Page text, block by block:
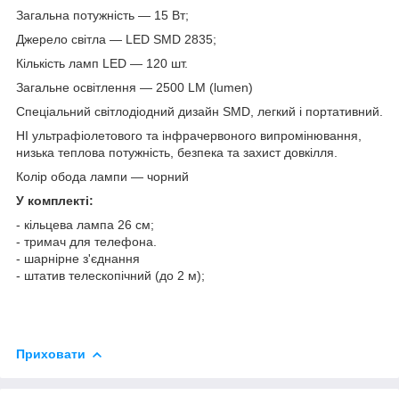
Загальна потужність — 15 Вт;
Джерело світла — LED SMD 2835;
Кількість ламп LED — 120 шт.
Загальне освітлення — 2500 LM (lumen)
Спеціальний світлодіодний дизайн SMD, легкий і портативний.
НІ ультрафіолетового та інфрачервоного випромінювання,
низька теплова потужність, безпека та захист довкілля.
Колір обода лампи — чорний
У комплекті:
- кільцева лампа 26 см;
- тримач для телефона.
- шарнірне з'єднання
- штатив телескопічний (до 2 м);
Приховати